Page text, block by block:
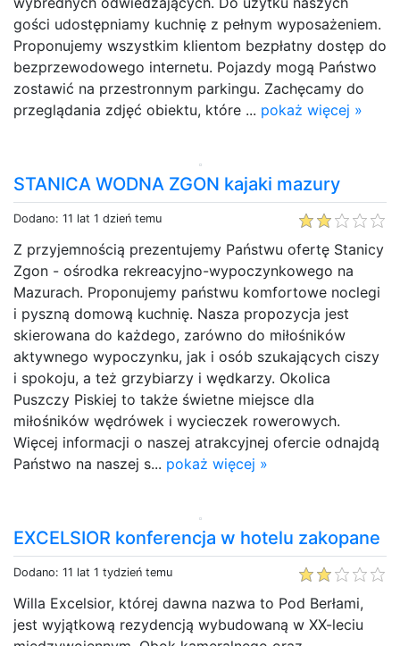
gości udostępniamy kuchnię z pełnym wyposażeniem.
Proponujemy wszystkim klientom bezpłatny dostęp do
bezprzewodowego internetu. Pojazdy mogą Państwo
zostawić na przestronnym parkingu. Zachęcamy do
przeglądania zdjęć obiektu, które ... pokaż więcej »
STANICA WODNA ZGON kajaki mazury
Dodano: 11 lat 1 dzień temu
Z przyjemnością prezentujemy Państwu ofertę Stanicy
Zgon - ośrodka rekreacyjno-wypoczynkowego na
Mazurach. Proponujemy państwu komfortowe noclegi
i pyszną domową kuchnię. Nasza propozycja jest
skierowana do każdego, zarówno do miłośników
aktywnego wypoczynku, jak i osób szukających ciszy
i spokoju, a też grzybiarzy i wędkarzy. Okolica
Puszczy Piskiej to także świetne miejsce dla
miłośników wędrówek i wycieczek rowerowych.
Więcej informacji o naszej atrakcyjnej ofercie odnajdą
Państwo na naszej s... pokaż więcej »
EXCELSIOR konferencja w hotelu zakopane
Dodano: 11 lat 1 tydzień temu
Willa Excelsior, której dawna nazwa to Pod Berłami,
jest wyjątkową rezydencją wybudowaną w XX-leciu